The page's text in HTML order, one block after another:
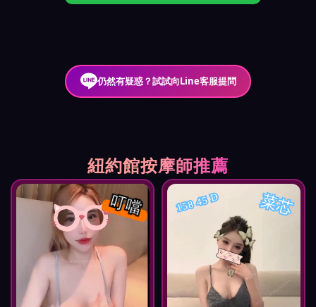
仍然有疑惑？試試向Line客服提問
紐約館按摩師推薦
叮噹 菜芯
158 45 D